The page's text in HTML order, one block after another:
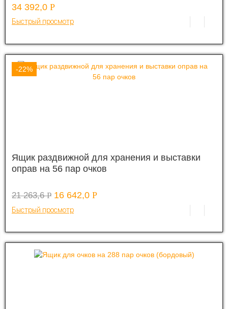
34 392,0 Р
Быстрый просмотр
-22%
Ящик раздвижной для хранения и выставки
оправ на 56 пар очков
21 263,6Р 16 642,0 Р
Быстрый просмотр